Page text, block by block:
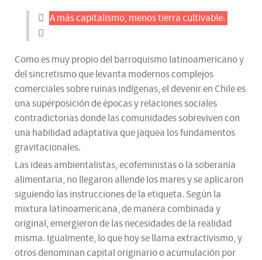
A más capitalismo, menos tierra cultivable.
Como es muy propio del barroquismo latinoamericano y
del sincretismo que levanta modernos complejos
comerciales sobre ruinas indígenas, el devenir en Chile es
una superposición de épocas y relaciones sociales
contradictorias donde las comunidades sobreviven con
una habilidad adaptativa que jaquea los fundamentos
gravitacionales.
Las ideas ambientalistas, ecofeministas o la soberanía
alimentaria, no llegaron allende los mares y se aplicaron
siguiendo las instrucciones de la etiqueta. Según la
mixtura latinoamericana, de manera combinada y
original, emergieron de las necesidades de la realidad
misma. Igualmente, lo que hoy se llama extractivismo, y
otros denominan capital originario o acumulación por